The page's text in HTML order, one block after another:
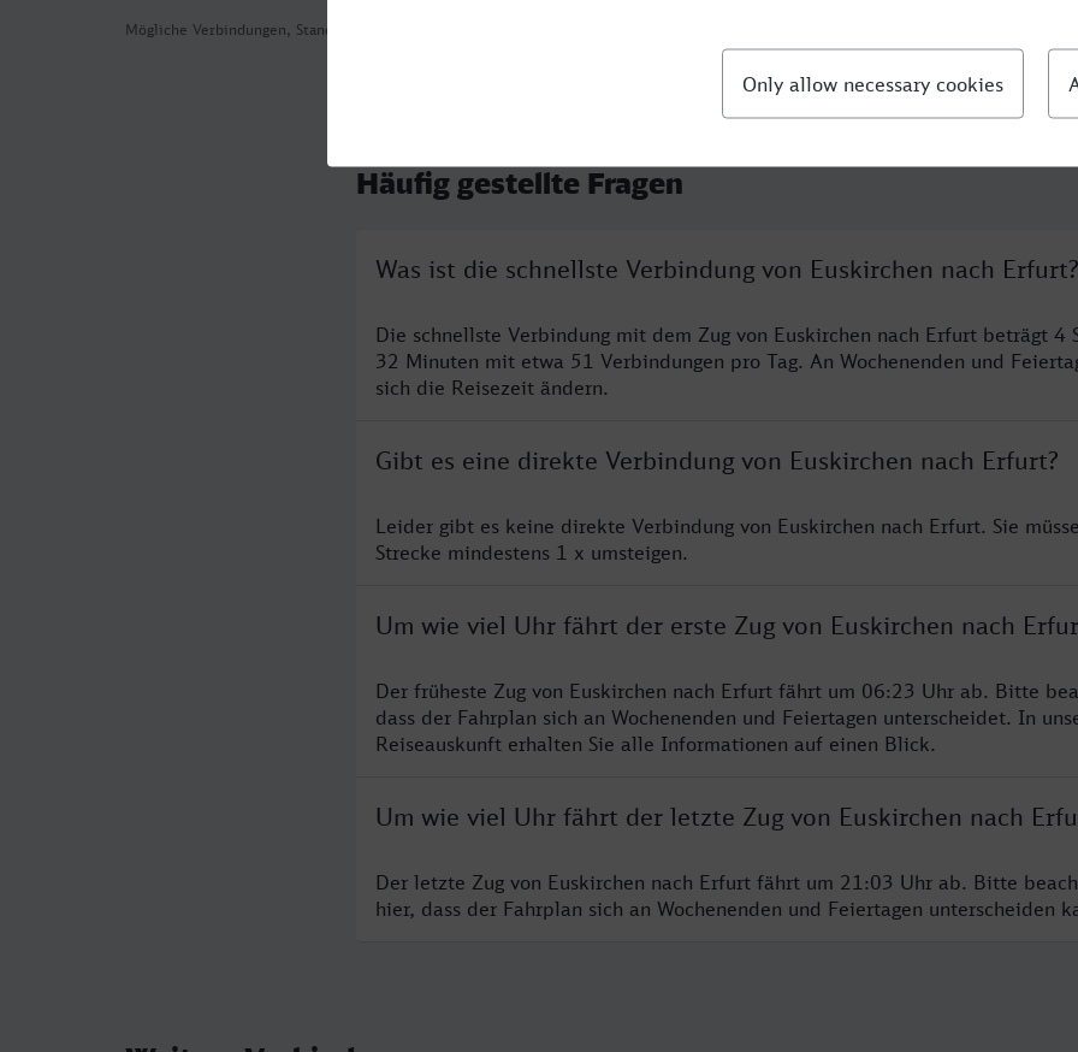
Mögliche Verbindungen, Stand: 2026-08-05 17:13
Häufig gestellte Fragen
Was ist die schnellste Verbindung von Euskirchen nach Erfurt?
Die schnellste Verbindung mit dem Zug von Euskirchen nach Erfurt beträgt 4
32 Minuten mit etwa 51 Verbindungen pro Tag. An Wochenenden und
sich die Reisezeit ändern.
Gibt es eine direkte Verbindung von Euskirchen nach Erfurt?
Leider gibt es keine direkte Verbindung von Euskirchen nach Erfurt. Sie
Strecke mindestens 1 x umsteigen.
Um wie viel Uhr fährt der erste Zug von Euskirchen nach
Der früheste Zug von Euskirchen nach Erfurt fährt um 06:23 Uhr ab. Bitte
dass der Fahrplan sich an Wochenenden und Feiertagen unterscheidet. In
Reiseauskunft erhalten Sie alle Informationen auf einen Blick.
Um wie viel Uhr fährt der letzte Zug von Euskirchen nach
Der letzte Zug von Euskirchen nach Erfurt fährt um 21:03 Uhr ab. Bitte
hier, dass der Fahrplan sich an Wochenenden und Feiertagen unterscheiden